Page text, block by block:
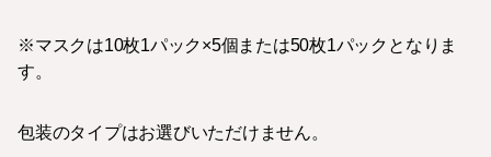
※マスクは10枚1パック×5個または50枚1パックとなりま
す。
包装のタイプはお選びいただけません。